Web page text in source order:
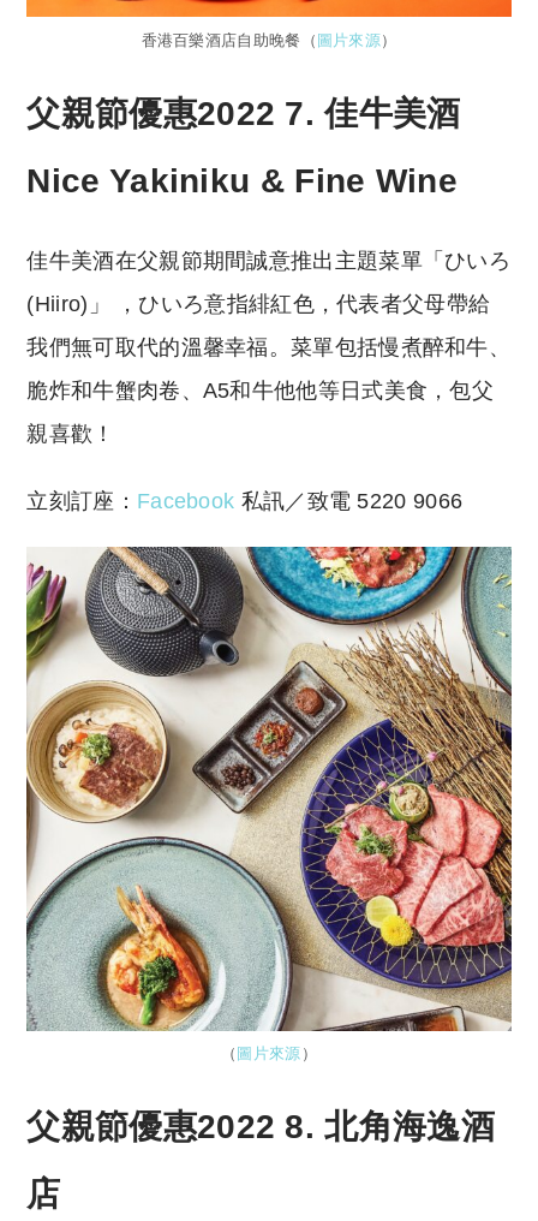
香港百樂酒店自助晚餐（ 圖片來源）
父親節優惠2022 7.佳牛美酒
Nice Yakiniku & Fine Wine
佳牛美酒在父親節期間誠意推出主題菜單「ひいろ
(Hiiro)」 ，ひいろ意指緋紅色，代表者父母帶給
我們無可取代的溫馨幸福。菜單包括慢煮醉和牛、
脆炸和牛蟹肉卷、A5和牛他他等日式美食，包父
親喜歡！
立刻訂座： Facebook 私訊／致電 5220 9066
（ 圖片來源 ）
父親節優惠2022 8. 北角海逸酒
店